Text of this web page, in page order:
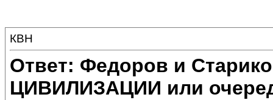
КВН
Ответ: Федоров и
ЦИВИЛИЗАЦИИ или